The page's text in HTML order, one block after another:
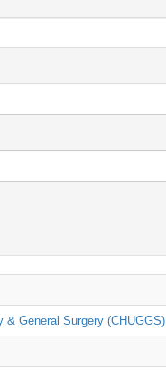
& General Surgery (CHUGGS)